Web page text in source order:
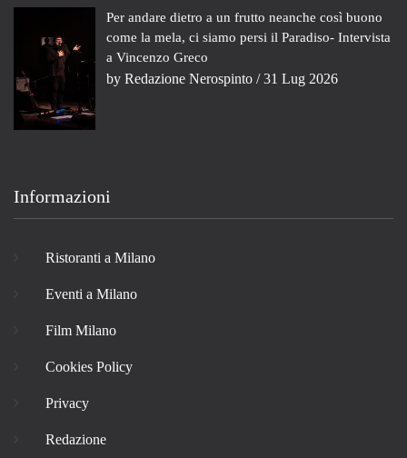
Per andare dietro a un frutto neanche così buono
come la mela, ci siamo persi il Paradiso- Intervista
a Vincenzo Greco
by Redazione Nerospinto / 31 Lug 2026
Informazioni
Ristoranti a Milano
Eventi a Milano
Film Milano
Cookies Policy
Privacy
Redazione